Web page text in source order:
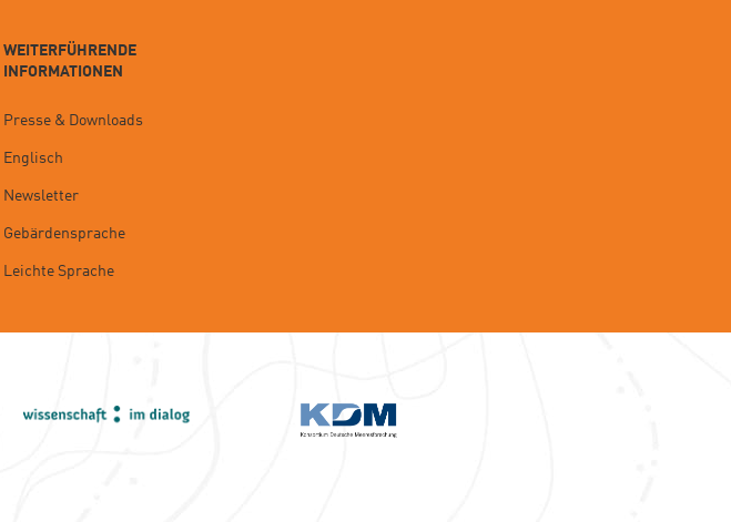
WEITERFÜHRENDE
INFORMATIONEN
Presse & Downloads
Englisch
Newsletter
Gebärdensprache
Leichte Sprache